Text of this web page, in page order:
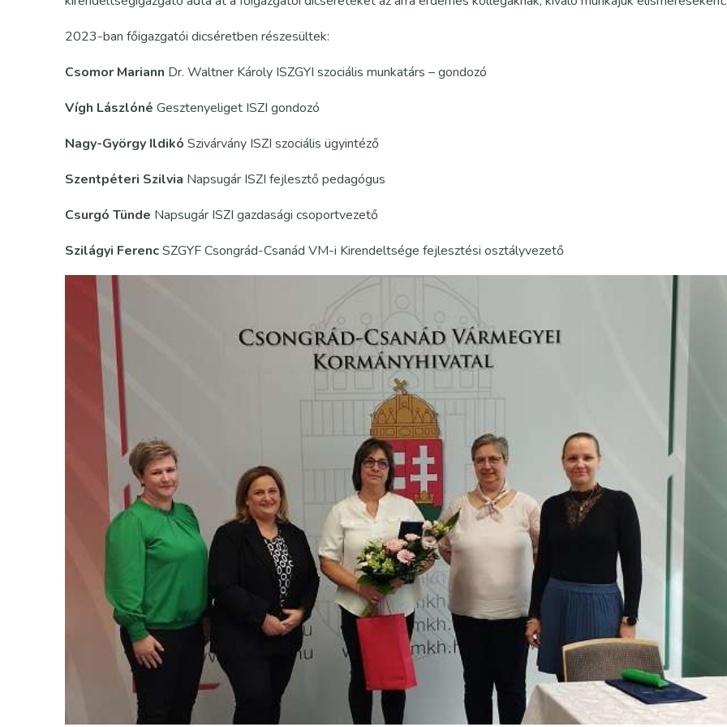
2023-ban főigazgatói dicséretben részesültek:
Csomor Mariann Dr. Waltner Károly ISZGYI szociális munkatárs – gondozó
Vígh Lászlóné Gesztenyeliget ISZI gondozó
Nagy-György Ildikó Szivárvány ISZI szociális ügyintéző
Szentpéteri Szilvia Napsugár ISZI fejlesztő pedagógus
Csurgó Tünde Napsugár ISZI gazdasági csoportvezető
Szilágyi FerencSZGYF Csongrád-Csanád VM-i Kirendeltsége fejlesztési osztályvezető